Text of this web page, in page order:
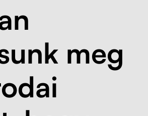
étkezőasztalok
Kiegészítők
meg